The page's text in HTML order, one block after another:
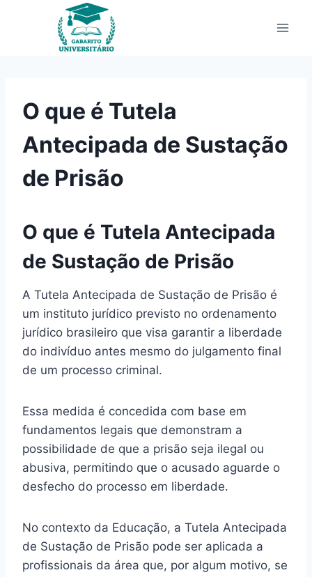
O que é Tutela
Antecipada de Sustação
de Prisão
O que é Tutela Antecipada
de Sustação de Prisão
A Tutela Antecipada de Sustação de Prisão é
um instituto jurídico previsto no ordenamento
jurídico brasileiro que visa garantir a liberdade
do indivíduo antes mesmo do julgamento final
de um processo criminal.
Essa medida é concedida com base em
fundamentos legais que demonstram a
possibilidade de que a prisão seja ilegal ou
abusiva, permitindo que o acusado aguarde o
desfecho do processo em liberdade.
No contexto da Educação, a Tutela Antecipada
de Sustação de Prisão pode ser aplicada a
profissionais da área que, por algum motivo, se